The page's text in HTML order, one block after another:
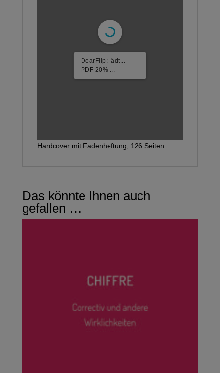
DearFlip: lädt...
PDF 30% ...
Hardcover mit Fadenheftung, 126 Seiten
Das könnte Ihnen auch
gefallen …